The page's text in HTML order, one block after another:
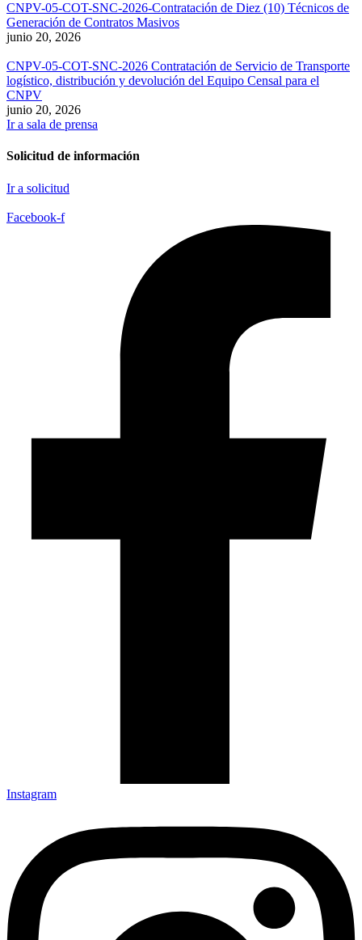
CNPV-05-COT-SNC-2026-Contratación de Diez (10) Técnicos de
Generación de Contratos Masivos
junio 20, 2026
CNPV-05-COT-SNC-2026 Contratación de Servicio de Transporte
logístico, distribución y devolución del Equipo Censal para el
CNPV
junio 20, 2026
Ir a sala de prensa
Solicitud de información
Ir a solicitud
Facebook-f
Instagram